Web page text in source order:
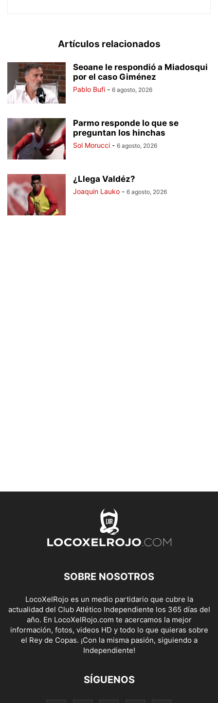
Artículos relacionados
Seoane le respondió a Miadosqui
por el caso Giménez
Pablo Bufi - 6 agosto, 2026
Parmo responde lo que se
preguntan los hinchas
Sol Morucci - 6 agosto, 2026
¿Llega Valdéz?
Joaquin Lauko - 6 agosto, 2026
SOBRE NOSOTROS
LocoXelRojo es un medio partidario que cubre la
actualidad del Club Atlético Independiente los 365 días del
año. En LocoXelRojo.com te acercamos la mejor
información, fotos, videos HD y todo lo que quieras sobre
el Rey de Copas. ¡Con la misma pasión, siguiendo a
Independiente!
SÍGUENOS